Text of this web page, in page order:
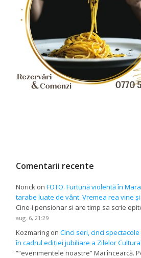
Comentarii recente
Norick onFOTO. Furtună violentă în
tarabe luate de vânt. Vremea rea vine
Cine-i pensionar si are timp sa scrie
aug. 6, 21:29
Kozmaring onCinci seri, cinci
în cadrul ediției jubiliare a Zilelor
““evenimentele noastre” Mai încearcă.